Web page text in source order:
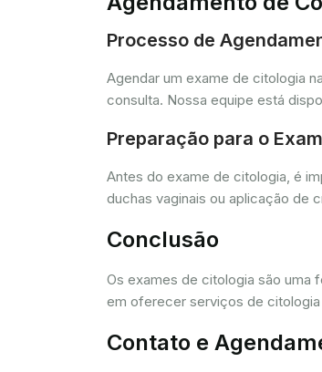
Processo de
Agendar um exame de citologia
consulta. Nossa equipe está
Preparação para o
Antes do exame de citologia, é
duchas vaginais ou aplicação de
Conclusão
Os exames de citologia são uma
em oferecer serviços de citologia
Contato e